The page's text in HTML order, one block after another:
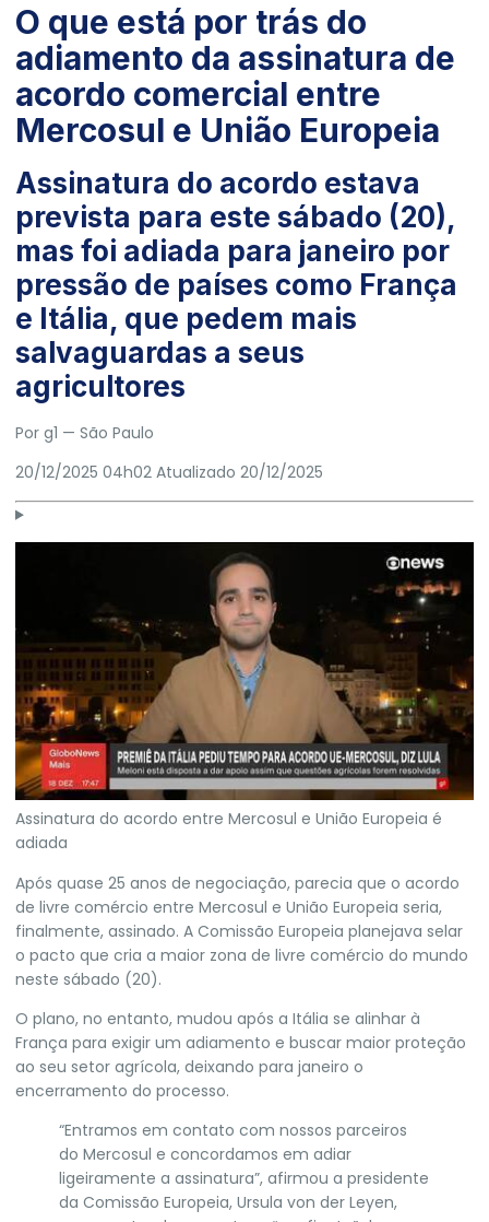
O que está por trás do
adiamento da assinatura de
acordo comercial entre
Mercosul e União Europeia
Assinatura do acordo estava
prevista para este sábado (20),
mas foi adiada para janeiro por
pressão de países como França
e Itália, que pedem mais
salvaguardas a seus
agricultores
Por g1 — São Paulo
20/12/2025 04h02 Atualizado 20/12/2025
Assinatura do acordo entre Mercosul e União Europeia é
adiada
Após quase 25 anos de negociação, parecia que o acordo
de livre comércio entre Mercosul e União Europeia seria,
finalmente, assinado. A Comissão Europeia planejava selar
o pacto que cria a maior zona de livre comércio do mundo
neste sábado (20).
O plano, no entanto, mudou após a Itália se alinhar à
França para exigir um adiamento e buscar maior proteção
ao seu setor agrícola, deixando para janeiro o
encerramento do processo.
“Entramos em contato com nossos parceiros
do Mercosul e concordamos em adiar
ligeiramente a assinatura”, afirmou a presidente
da Comissão Europeia, Ursula von der Leyen,